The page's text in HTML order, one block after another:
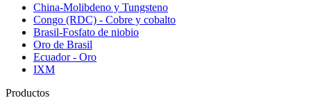
China-Molibdeno y Tungsteno
Congo (RDC) - Cobre y cobalto
Brasil-Fosfato de niobio
Oro de Brasil
Ecuador - Oro
IXM
Productos